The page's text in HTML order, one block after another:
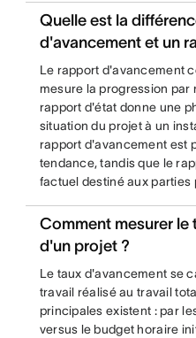
Quelle est la
d'avancement et un
Le rapport d'avancement
mesure la progression par
rapport d'état donne une
situation du projet à un
rapport d'avancement est
tendance, tandis que le
factuel destiné aux parties
Comment mesurer
d'un projet ?
Le taux d'avancement se
travail réalisé au travail
principales existent : par
versus le budget horaire